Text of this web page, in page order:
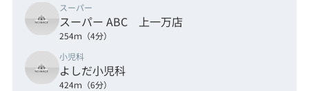
スーパー
スーパー ABC 上一万店
254ｍ（4分）
小児科
よしだ小児科
424ｍ（6分）